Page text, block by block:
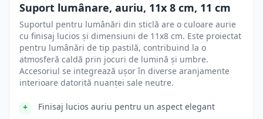
Suport lumânare, auriu, 11x 8 cm, 11 cm
Suportul pentru lumânări din sticlă are o culoare aurie
cu finisaj lucios și dimensiuni de 11x8 cm. Este proiectat
pentru lumânări de tip pastilă, contribuind la o
atmosferă caldă prin jocuri de lumină și umbre.
Accesoriul se integrează ușor în diverse aranjamente
interioare datorită nuanței sale neutre.
Finisaj lucios auriu pentru un aspect elegant